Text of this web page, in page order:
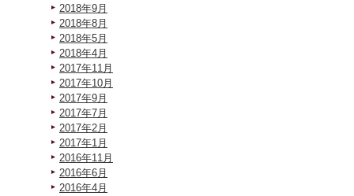
2018年9月
2018年8月
2018年5月
2018年4月
2017年11月
2017年10月
2017年9月
2017年7月
2017年2月
2017年1月
2016年11月
2016年6月
2016年4月